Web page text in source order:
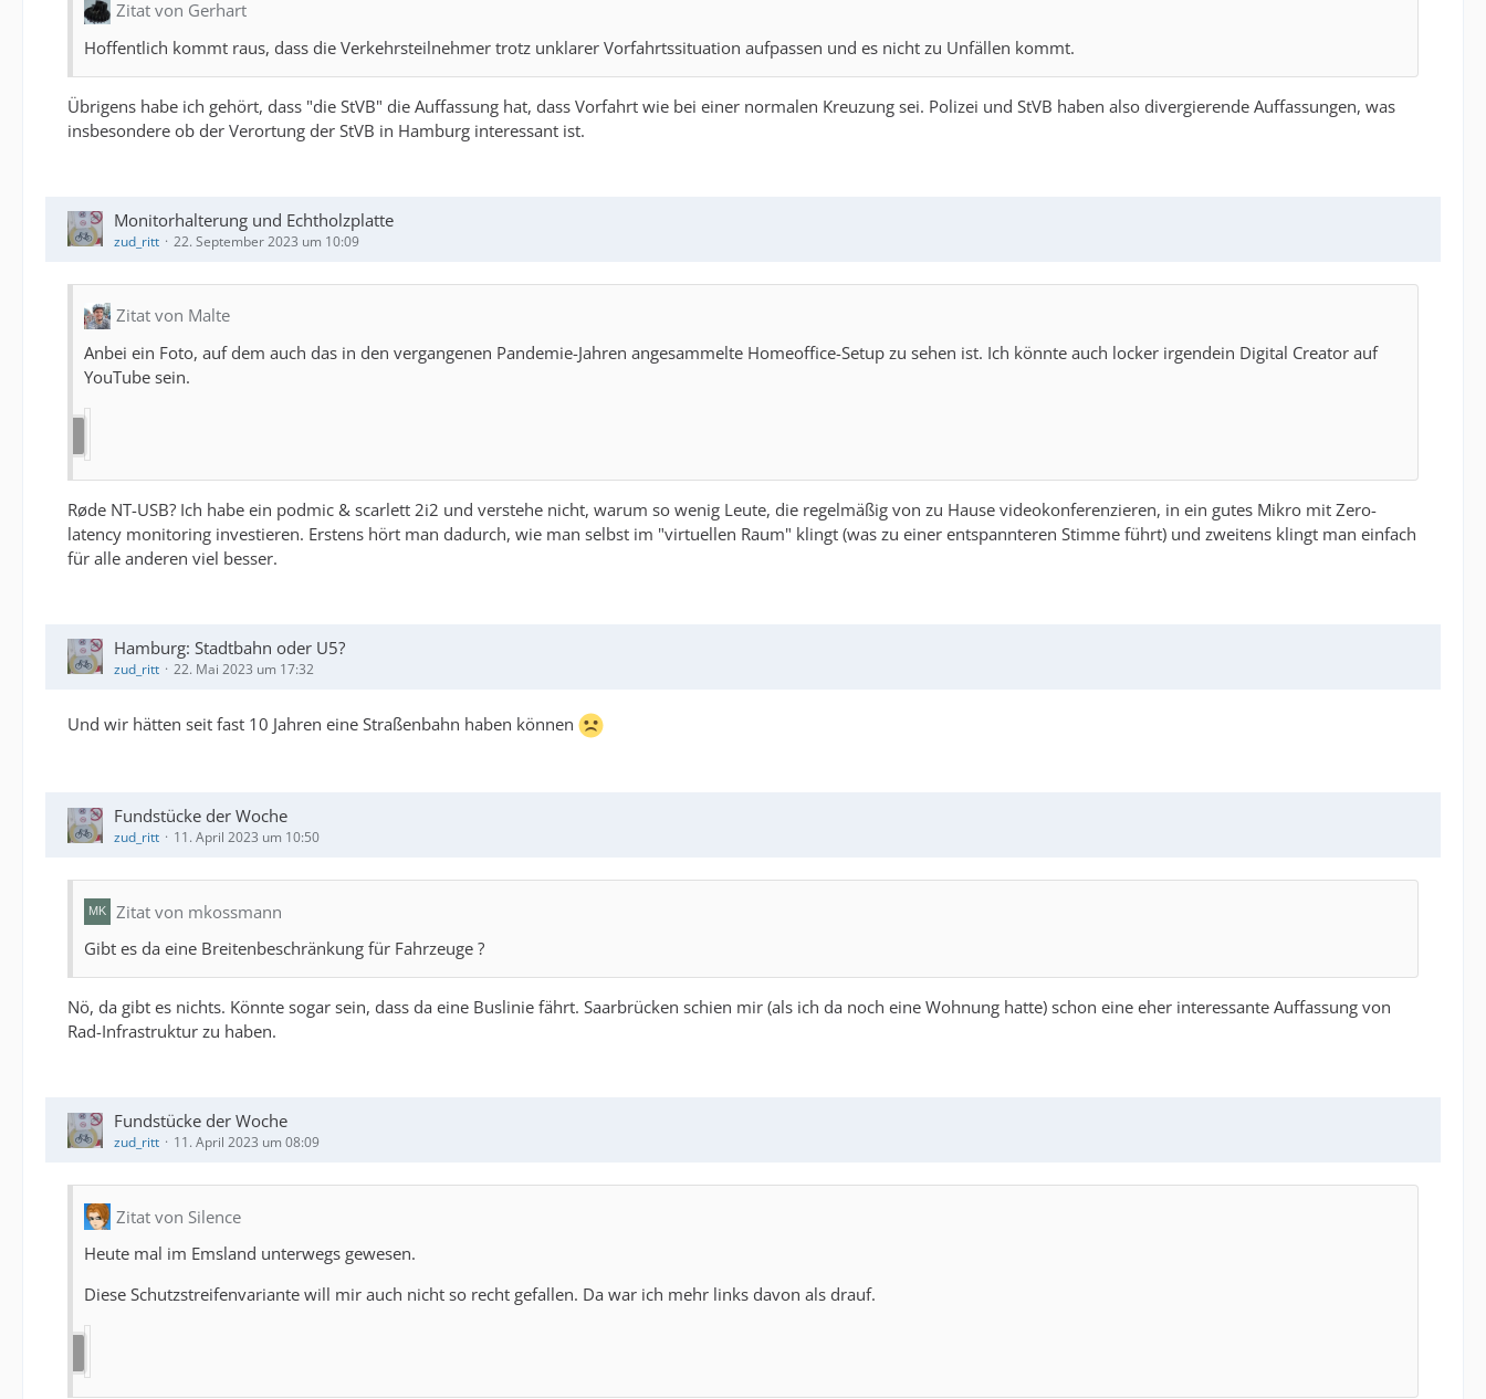
Zitat von Gerhart
Hoffentlich kommt raus, dass die Verkehrsteilnehmer trotz unklarer Vorfahrtssituation aufpassen und es nicht zu Unfällen kommt.
Übrigens habe ich gehört, dass "die StVB" die Auffassung hat, dass Vorfahrt wie bei einer normalen Kreuzung sei. Polizei und StVB haben also divergierende Auffassungen, was
insbesondere ob der Verortung der StVB in Hamburg interessant ist.
Monitorhalterung und Echtholzplatte
zud_ritt 22. September 2023 um 10:09
Zitat von Malte
Anbei ein Foto, auf dem auch das in den vergangenen Pandemie-Jahren angesammelte Homeoffice-Setup zu sehen ist. Ich könnte auch locker irgendein Digital Creator auf
YouTube sein.
Røde NT-USB? Ich habe ein podmic & scarlett 2i2 und verstehe nicht, warum so wenig Leute, die regelmäßig von zu Hause videokonferenzieren, in ein gutes Mikro mit Zero-
latency monitoring investieren. Erstens hört man dadurch, wie man selbst im "virtuellen Raum" klingt (was zu einer entspannteren Stimme führt) und zweitens klingt man einfach
für alle anderen viel besser.
Hamburg: Stadtbahn oder U5?
zud_ritt 22. Mai 2023 um 17:32
Und wir hätten seit fast 10 Jahren eine Straßenbahn haben können
Fundstücke der Woche
zud_ritt 11. April 2023 um 10:50
Zitat von mkossmann
Gibt es da eine Breitenbeschränkung für Fahrzeuge ?
Nö, da gibt es nichts. Könnte sogar sein, dass da eine Buslinie fährt. Saarbrücken schien mir (als ich da noch eine Wohnung hatte) schon eine eher interessante Auffassung von
Rad-Infrastruktur zu haben.
Fundstücke der Woche
zud_ritt 11. April 2023 um 08:09
Zitat von Silence
Heute mal im Emsland unterwegs gewesen.
Diese Schutzstreifenvariante will mir auch nicht so recht gefallen. Da war ich mehr links davon als drauf.